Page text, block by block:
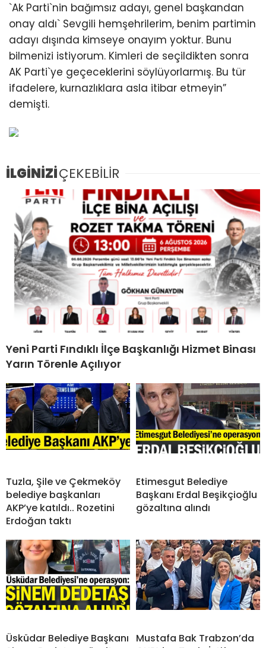
`Ak Parti`nin bağımsız adayı, genel başkandan
onay aldı` Sevgili hemşehrilerim, benim partimin
adayı dışında kimseye onayım yoktur. Bunu
bilmenizi istiyorum. Kimleri de seçildikten sonra
AK Parti`ye geçeceklerini söylüyorlarmış. Bu tür
ifadelere, kurnazlıklara asla itibar etmeyin”
demişti.
İLGİNİZİÇEKEBİLİR
Yeni Parti Fındıklı İlçe Başkanlığı Hizmet Binası
Yarın Törenle Açılıyor
Tuzla, Şile ve Çekmeköy
belediye başkanları
AKP’ye katıldı.. Rozetini
Erdoğan taktı
Etimesgut Belediye
Başkanı Erdal Beşikçioğlu
gözaltına alındı
Üsküdar Belediye Başkanı
Mustafa Bak Trabzon’da